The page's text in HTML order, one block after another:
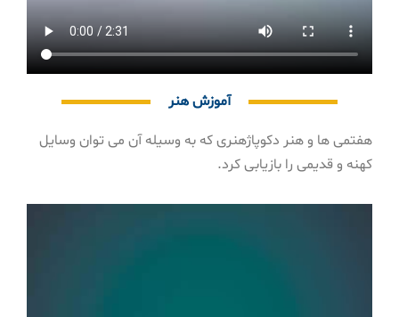
آموزش هنر
هفتمی ها و هنر دکوپاژهنری که به وسیله آن می توان وسایل
کهنه و قدیمی را بازیابی کرد.